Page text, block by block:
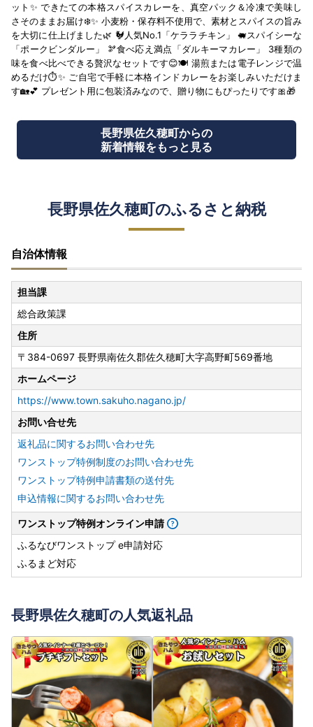
ット✨ できたての本格スパイスカレーを、真空パック＆冷凍で美味し
さそのままお届け❄️✨ 小麦粉・保存料不使用で、素材とスパイスの旨み
を大切に仕上げました🌿 🐓人気No.1「ケララチキン」 🐖スパイシーな
「ポークビンダルー」 🫘食べ応え満点「ダルキーマカレー」 3種類の
味を食べ比べできる贅沢なセットです😊🍽️ 湯煎または電子レンジで温
めるだけ⏱️✨ ご自宅で手軽に本格インドカレーをお楽しみいただけま
す🏡💕 プレゼント用に包装済みなので、贈り物にもぴったりです🎀🎁
長野県佐久穂町からの
新着情報をもっと見る
長野県佐久穂町のふるさと納税
自治体情報
担当課
総合政策課
住所
〒384-0697 長野県南佐久郡佐久穂町大字高野町569番地
ホームページ
https://www.town.sakuho.nagano.jp/
お問い合せ先
返礼品に関するお問い合わせ先
ワンストップ特例制度のお問い合わせ先
ワンストップ特例申請書類の送付先
申込情報に関するお問い合わせ先
ワンストップ特例オンライン申請
ふるなびワンストップ e申請対応
ふるまど対応
長野県佐久穂町の人気返礼品